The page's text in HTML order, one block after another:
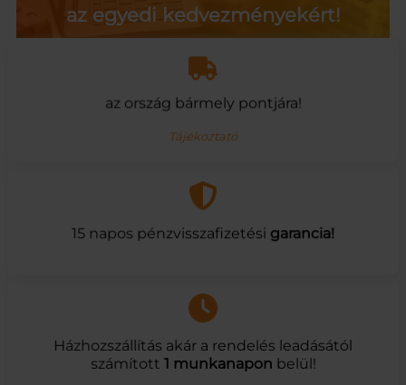
az egyedi kedvezményekért!
az ország bármely pontjára!
Tájékoztató
15 napos pénzvisszafizetési garancia!
Házhozszállítás akár a rendelés leadásától
számított1 munkanaponbelül!